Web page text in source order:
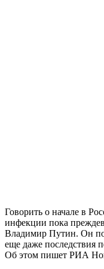
Говорить о начале в
инфекции пока
Владимир Путин. Он
еще даже последствия
Об этом пишет РИА